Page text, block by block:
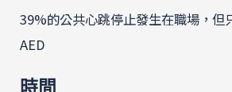
39%的公共心跳停止發生在職場，但
AED